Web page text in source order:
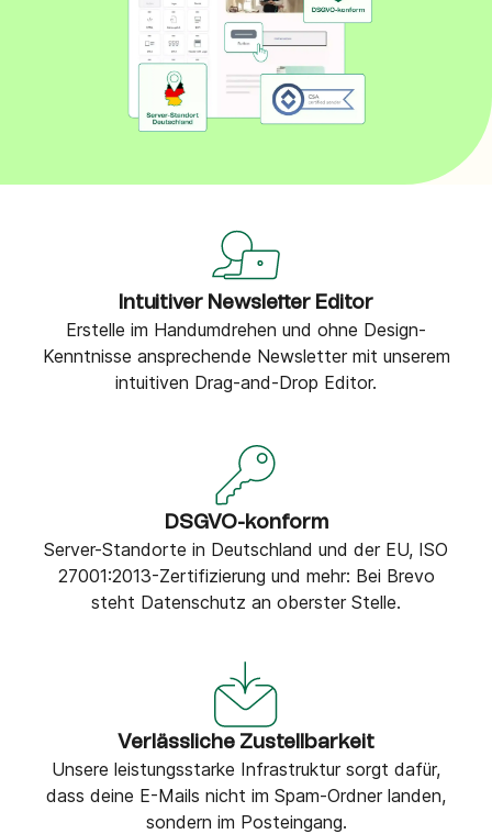
Intuitiver Newsletter Editor
Erstelle im Handumdrehen und ohne Design-
Kenntnisse ansprechende Newsletter mit unserem
intuitiven Drag-and-Drop Editor.
DSGVO-konform
Server-Standorte in Deutschland und der EU, ISO
27001:2013-Zertifizierung und mehr: Bei Brevo
steht Datenschutz an oberster Stelle.
Verlässliche Zustellbarkeit
Unsere leistungsstarke Infrastruktur sorgt dafür,
dass deine E-Mails nicht im Spam-Ordner landen,
sondern im Posteingang.